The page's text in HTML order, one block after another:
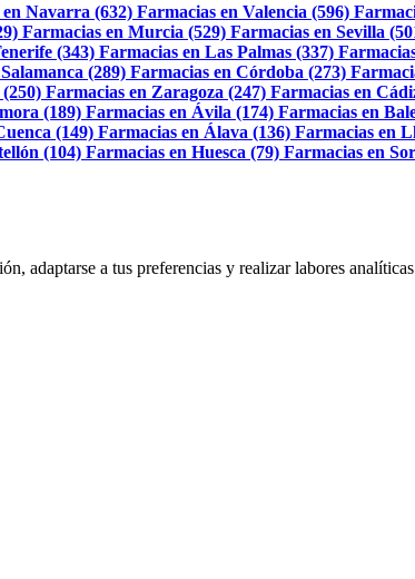
Navarra (632) Farmacias en Valencia (596)
Farmacias en Murcia (529) Farmacias en Sevilla
(343) Farmacias en Las Palmas (337)
(289) Farmacias en Córdoba (273)
Farmacias en Zaragoza (247) Farmacias en
(189) Farmacias en Ávila (174) Farmacias en
(149) Farmacias en Álava (136) Farmacias en
(104) Farmacias en Huesca (79) Farmacias en
adaptarse a tus preferencias y realizar labores